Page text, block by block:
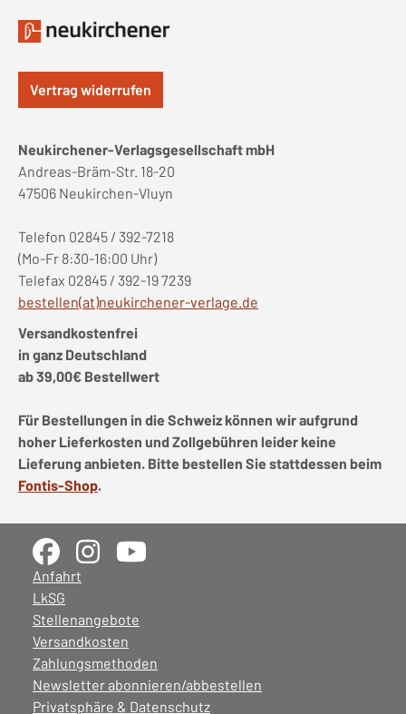
Vertrag widerrufen
Neukirchener-Verlagsgesellschaft mbH
Andreas-Bräm-Str. 18-20
47506 Neukirchen-Vluyn
Telefon 02845 / 392-7218
(Mo-Fr 8:30-16:00 Uhr)
Telefax 02845 / 392-19 7239
bestellen(at)neukirchener-verlage.de
Versandkostenfrei
in ganz Deutschland
ab 39,00€ Bestellwert
Für Bestellungen in die Schweiz können wir aufgrund
hoher Lieferkosten und Zollgebühren leider keine
Lieferung anbieten. Bitte bestellen Sie stattdessen beim
Fontis-Shop.
Anfahrt
LkSG
Stellenangebote
Versandkosten
Zahlungsmethoden
Newsletter abonnieren/abbestellen
Privatsphäre & Datenschutz